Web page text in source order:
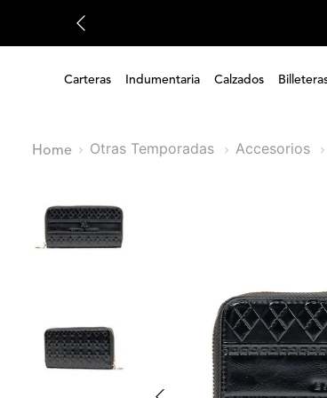
Carteras Indumentaria Calzados
Otras Temporadas Accesorios